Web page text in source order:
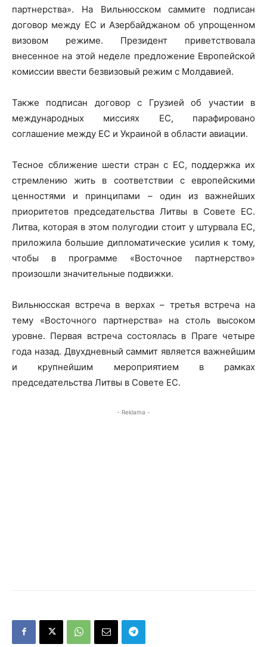
партнерства». На Вильнюсском саммите подписан
договор между ЕС и Азербайджаном об упрощенном
визовом режиме. Президент приветствовала
внесенное на этой неделе предложение Европейской
комиссии ввести безвизовый режим с Молдавией.
Также подписан договор с Грузией об участии в
международных миссиях ЕС, парафировано
соглашение между ЕС и Украиной в области авиации.
Тесное сближение шести стран с ЕС, поддержка их
стремлению жить в соответствии с европейскими
ценностями и принципами – один из важнейших
приоритетов председательства Литвы в Совете ЕС.
Литва, которая в этом полугодии стоит у штурвала ЕС,
приложила большие дипломатические усилия к тому,
чтобы в программе «Восточное партнерство»
произошли значительные подвижки.
Вильнюсская встреча в верхах – третья встреча на
тему «Восточного партнерства» на столь высоком
уровне. Первая встреча состоялась в Праге четыре
года назад. Двухдневный саммит является важнейшим
и крупнейшим мероприятием в рамках
председательства Литвы в Совете ЕС.
- Reklama -